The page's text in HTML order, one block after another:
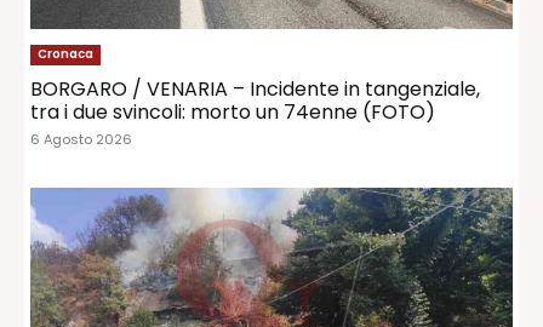
Cronaca
BORGARO / VENARIA – Incidente in tangenziale,
tra i due svincoli: morto un 74enne (FOTO)
6 Agosto 2026